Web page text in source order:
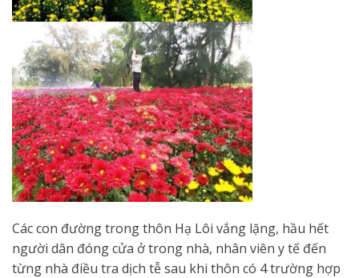
Các con đường trong thôn Hạ Lôi vắng lặng, hầu hết
người dân đóng cửa ở trong nhà, nhân viên y tế đến
từng nhà điều tra dịch tễ sau khi thôn có 4 trường hợp